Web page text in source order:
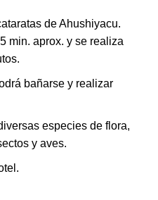
de Ahushiyacu.
min. aprox. y se realiza
bañarse y realizar
especies de flora,
y aves.